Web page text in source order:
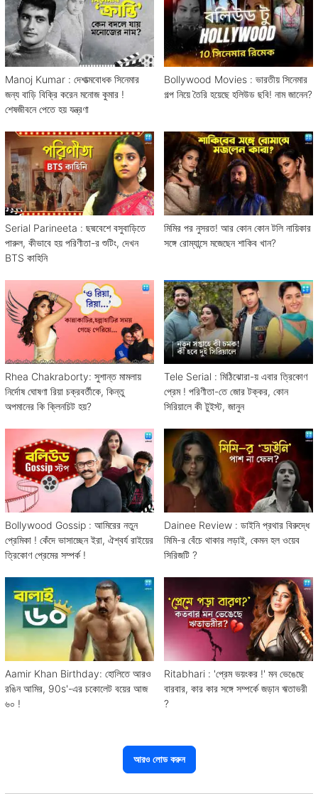
Manoj Kumar : দেশাত্মবোধক সিনেমার
জন্য বাড়ি বিক্রি করেন মনোজ কুমার !
শেষজীবনে পেতে হয় যন্ত্রণা
Bollywood Movies : ভারতীয় সিনেমার
গল্প নিয়ে তৈরি হয়েছে হলিউড ছবি! নাম জানেন?
Serial Parineeta : ছদ্মবেশে বসুবাড়িতে
পারুল, কীভাবে হয় পরিণীতা-র শুটিং, দেখন
BTS কাহিনি
মিমির পর নুসরত! আর কোন কোন টলি নায়িকার
সঙ্গে রোম্যান্সে মজেছেন শাকিব খান?
Rhea Chakraborty: সুশান্ত মামলায়
নির্দোষ ঘোষণা রিয়া চক্রবর্তীকে, কিন্তু
অপমানের কি ক্লিনচিট হয়?
Tele Serial : মিঠিঝোরা-য় এবার ত্রিকোণ
প্রেম ! পরিণীতা-তে জোর টক্কর, কোন
সিরিয়ালে কী টুইস্ট, জানুন
Bollywood Gossip : আমিরের নতুন
প্রেমিকা ! কেঁদে ভাসাচ্ছেন ইরা, ঐশ্বর্য রাইয়ের
ত্রিকোণ প্রেমের সম্পর্ক !
Dainee Review : ডাইনি প্রথার বিরুদ্ধে
মিমি-র বেঁচে থাকার লড়াই, কেমন হল ওয়েব
সিরিজটি ?
Aamir Khan Birthday: হোলিতে আরও
রঙিন আমির, 90s'-এর চকোলেট বয়ের আজ
৬০ !
Ritabhari : 'প্রেম ভয়ংকর !' মন ভেঙেছে
বারবার, কার কার সঙ্গে সম্পর্কে জড়ান ঋতাভরী
?
আরও লোড করুন